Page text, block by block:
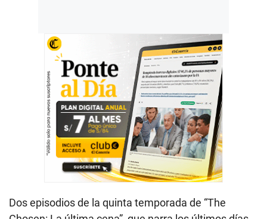
‎Dos episodios de la quinta temporada de “The